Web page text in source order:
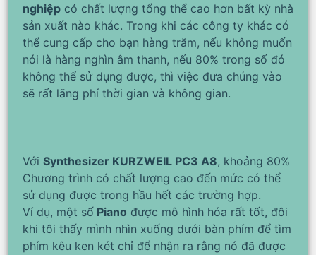
nghiệp có chất lượng tổng thể cao hơn bất kỳ nhà
sản xuất nào khác. Trong khi các công ty khác có
thể cung cấp cho bạn hàng trăm, nếu không muốn
nói là hàng nghìn âm thanh, nếu 80% trong số đó
không thể sử dụng được, thì việc đưa chúng vào
sẽ rất lãng phí thời gian và không gian.
Với Synthesizer KURZWEIL PC3 A8, khoảng 80%
Chương trình có chất lượng cao đến mức có thể
sử dụng được trong hầu hết các trường hợp.
Ví dụ, một số Piano được mô hình hóa rất tốt, đôi
khi tôi thấy mình nhìn xuống dưới bàn phím để tìm
phím kêu ken két chỉ để nhận ra rằng nó đã được